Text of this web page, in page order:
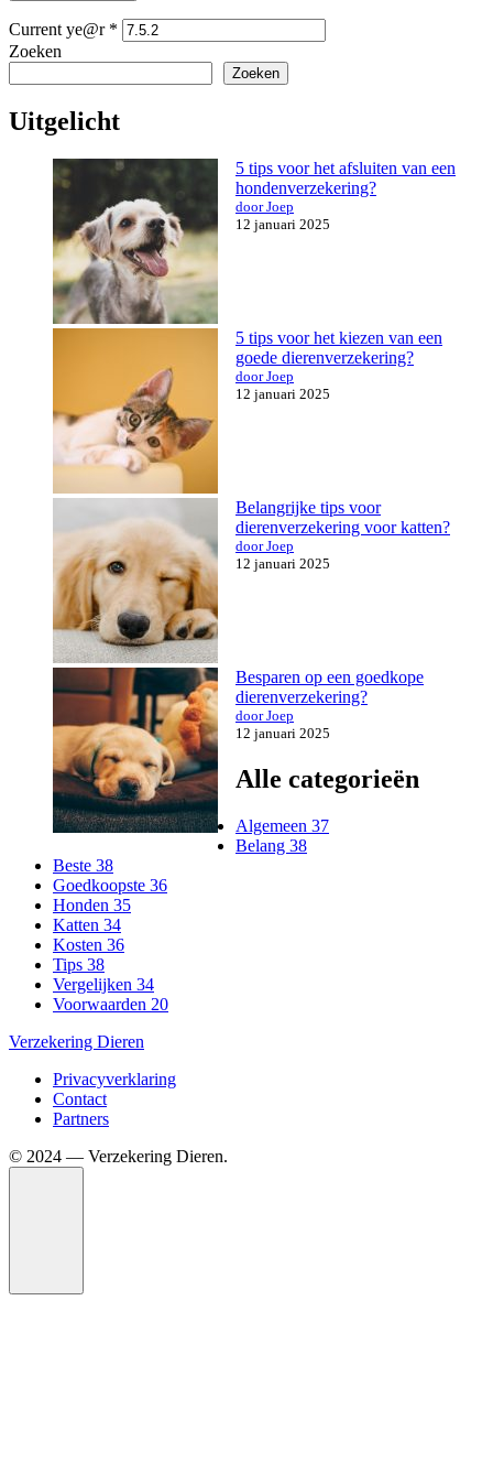
Current ye@r *
Zoeken
Zoeken
Uitgelicht
5 tips voor het afsluiten van een
hondenverzekering?
door Joep
12 januari 2025
5 tips voor het kiezen van een
goede dierenverzekering?
door Joep
12 januari 2025
Belangrijke tips voor
dierenverzekering voor katten?
door Joep
12 januari 2025
Besparen op een goedkope
dierenverzekering?
door Joep
12 januari 2025
Alle categorieën
Algemeen 37
Belang 38
Beste 38
Goedkoopste 36
Honden 35
Katten 34
Kosten 36
Tips 38
Vergelijken 34
Voorwaarden 20
Verzekering Dieren
Privacyverklaring
Contact
Partners
©️ 2024 — Verzekering Dieren.